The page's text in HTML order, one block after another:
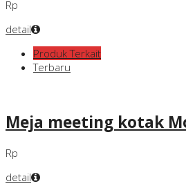
Rp
detail
Produk Terkait
Terbaru
Meja meeting kotak
Rp
detail